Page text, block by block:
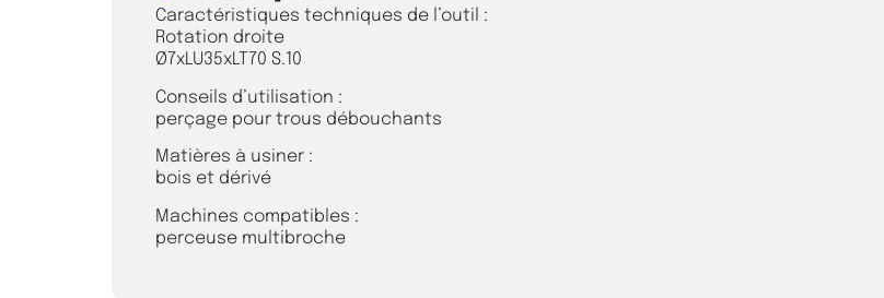
Caractéristiques techniques de l’outil :
Rotation droite
Ø7xLU35xLT70 S.10
Conseils d’utilisation :
perçage pour trous débouchants
Matières à usiner :
bois et dérivé
Machines compatibles :
perceuse multibroche